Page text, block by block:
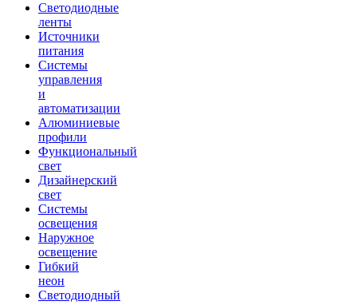
Светодиодные
ленты
Источники
питания
Системы
управления
и
автоматизации
Алюминиевые
профили
Функциональный
свет
Дизайнерский
свет
Системы
освещения
Наружное
освещение
Гибкий
неон
Светодиодный